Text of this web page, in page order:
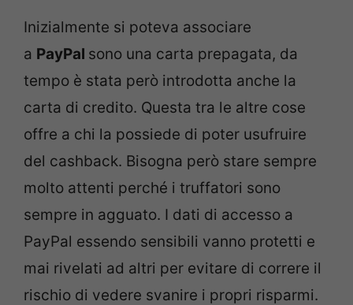
Inizialmente si poteva associare
a PayPal sono una carta prepagata, da
tempo è stata però introdotta anche la
carta di credito. Questa tra le altre cose
offre a chi la possiede di poter usufruire
del cashback. Bisogna però stare sempre
molto attenti perché i truffatori sono
sempre in agguato. I dati di accesso a
PayPal essendo sensibili vanno protetti e
mai rivelati ad altri per evitare di correre il
rischio di vedere svanire i propri risparmi.